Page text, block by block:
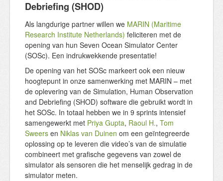
Debriefing (SHOD)
Als langdurige partner willen we MARIN (Maritime
Research Institute Netherlands) feliciteren met de
opening van hun Seven Ocean Simulator Center
(SOSc). Een indrukwekkende presentatie!
De opening van het SOSc markeert ook een nieuw
hoogtepunt in onze samenwerking met MARIN – met
de oplevering van de Simulation, Human Observation
and Debriefing (SHOD) software die gebruikt wordt in
het SOSc. In totaal hebben we in 9 sprints intensief
samengewerkt met Priya Gupta, Raoul H., Tom
Sweers en Niklas van Duinen om een geïntegreerde
oplossing op te leveren die video’s van de simulatie
combineert met grafische gegevens van zowel de
simulator als sensoren die het menselijk gedrag in de
simulator meten.